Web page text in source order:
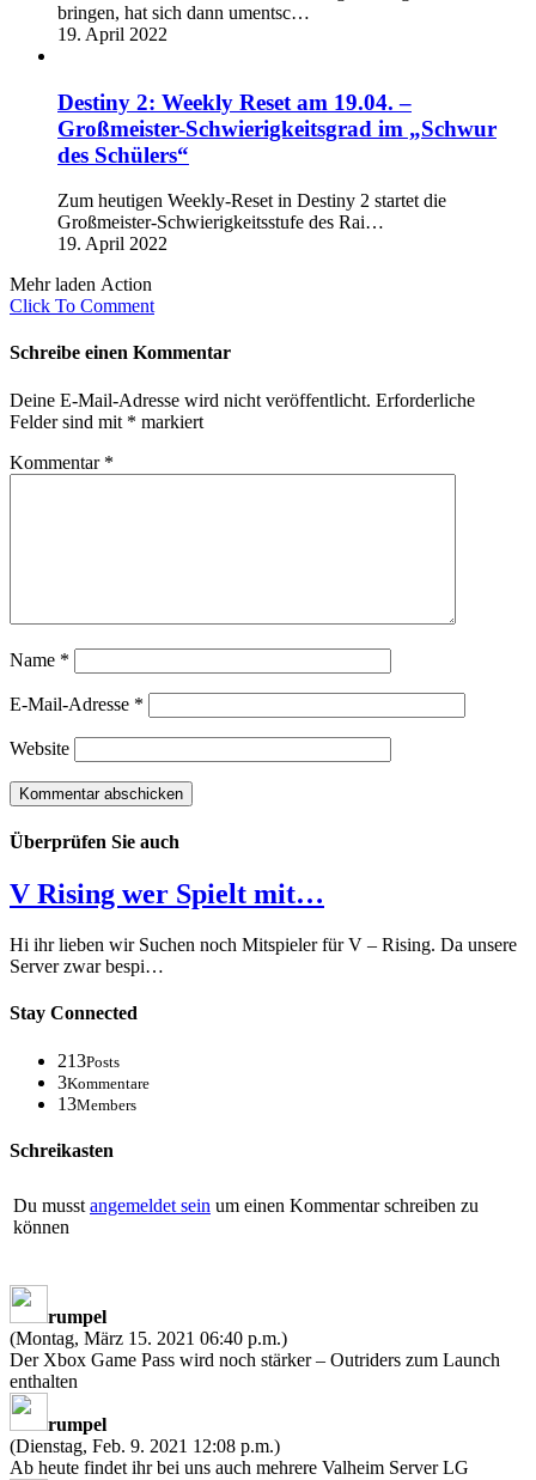
bringen, hat sich dann umentsc…
19. April 2022
Destiny 2: Weekly Reset am 19.04. –
Großmeister-Schwierigkeitsgrad im „Schwur
des Schülers“
Zum heutigen Weekly-Reset in Destiny 2 startet die
Großmeister-Schwierigkeitsstufe des Rai…
19. April 2022
Mehr laden Action
Click To Comment
Schreibe einen Kommentar
Deine E-Mail-Adresse wird nicht veröffentlicht. Erforderliche
Felder sind mit * markiert
Kommentar *
Name *
E-Mail-Adresse *
Website
Überprüfen Sie auch
V Rising wer Spielt mit…
Hi ihr lieben wir Suchen noch Mitspieler für V – Rising. Da unsere
Server zwar bespi…
Stay Connected
213Posts
3Kommentare
13Members
Schreikasten
Du musst angemeldet sein um einen Kommentar schreiben zu
können
rumpel
(Montag, März 15. 2021 06:40 p.m.)
Der Xbox Game Pass wird noch stärker – Outriders zum Launch
enthalten
rumpel
(Dienstag, Feb. 9. 2021 12:08 p.m.)
Ab heute findet ihr bei uns auch mehrere Valheim Server LG